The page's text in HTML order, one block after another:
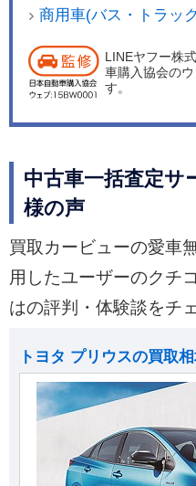
商用車(バス・トラッ
LINEヤフー株
車購入協会の
す。
中古車一括査定サ
様の声
買取カービューの愛車
用したユーザーのクチ
はの評判・体験談をチ
トヨタ プリウスの買取